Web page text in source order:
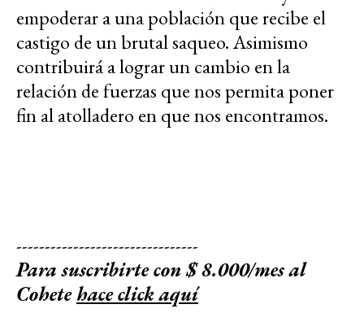
empoderar a una población que recibe el
castigo de un brutal saqueo. Asimismo
contribuirá a lograr un cambio en la
relación de fuerzas que nos permita poner
fin al atolladero en que nos encontramos.
--------------------------------
Para suscribirte con $ 8.000/mes al
Cohetehace click aquí